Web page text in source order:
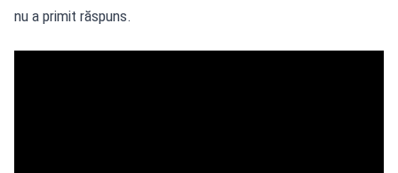
nu a primit răspuns.